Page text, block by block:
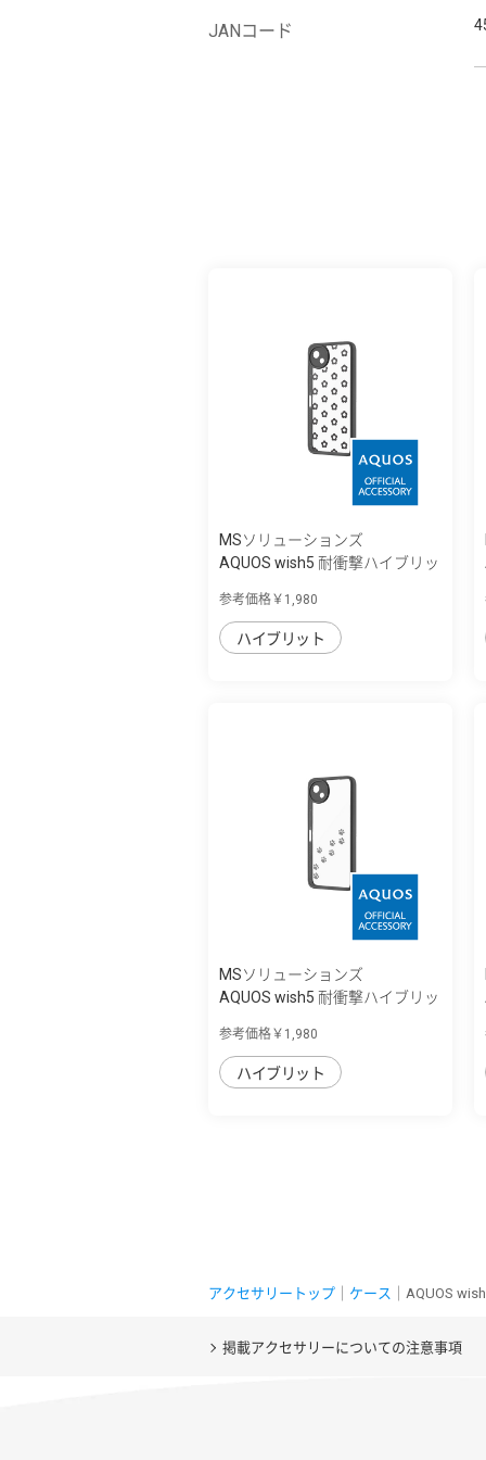
JANコード
MSソリューションズ
AQUOS wish5 耐衝撃ハイブリッ
参考価格￥1,980
ハイブリット
MSソリューションズ
AQUOS wish5 耐衝撃ハイブリッ
参考価格￥1,980
ハイブリット
アクセサリートップ ケース ｜AQUOS
掲載アクセサリーについての注意事項